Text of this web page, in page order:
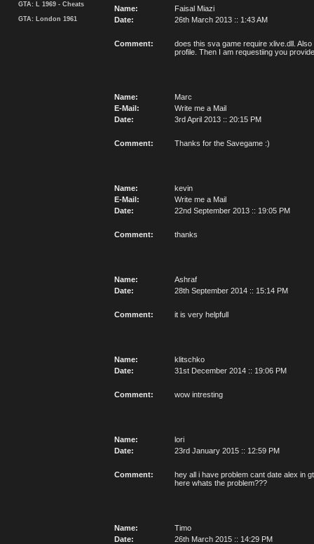
GTA: L 1969 - Cheats
GTA: London 1961
Name:
Faisal Miazi
Date:
26th March 2013 :: 1:43 AM
Comment:
does this sva game require xlive.dll.
profile. Then I am requestiing you
Name:
Marc
E-Mail:
Write me a Mail
Date:
3rd April 2013 :: 20:15 PM
Comment: Thanks for the Savegame :)
Name:
kevin
E-Mail:
Write me a Mail
Date:
22nd September 2013 :: 19:05 PM
Comment: thanks
Name:
Ashraf
Date:
28th September 2014 :: 15:14 PM
Comment: it is very helpfull
Name:
klitschko
Date:
31st December 2014 :: 19:06 PM
Comment: wow intresting
Name:
lori
Date:
23rd January 2015 :: 12:59 PM
Comment:
hey all i have problem cant date alex in
here whats the problem???
Name:
Timo
Date:
26th March 2015 :: 14:29 PM